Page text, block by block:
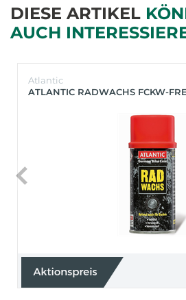
DIESE ARTIKEL
AUCH
Atlantic
ATLANTIC RADWACHS FCKW-